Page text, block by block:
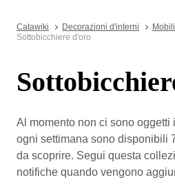
Catawiki Decorazioni d'interni
Sottobicchiere d'oro
Al momento non ci sono oggetti
ogni settimana sono disponibili
da scoprire. Segui questa
notifiche quando vengono